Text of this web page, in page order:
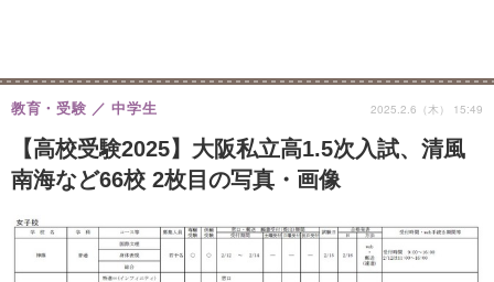
【高校受験2025】大阪私立高1.5次入試、清風
南海など66校 2枚目の写真・画像
教育・受験 中学生 2025.2.6（木） 15:49